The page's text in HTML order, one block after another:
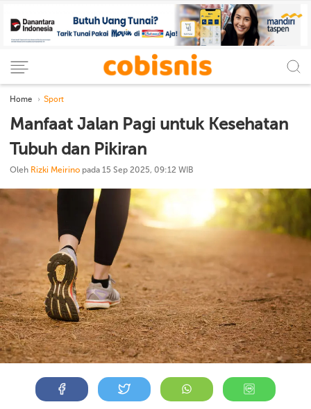
Home Sport
Manfaat Jalan Pagi untuk Kesehatan
Tubuh dan Pikiran
Oleh Rizki Meirino pada 15 Sep 2025, 09:12 WIB